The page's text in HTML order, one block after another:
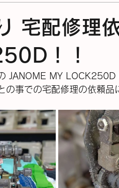
ン −
宅配修理
！！
JANOME MY
の事での宅配修理の依頼品